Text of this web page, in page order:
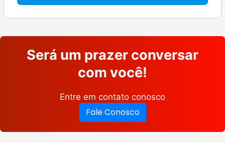
Será um prazer conversar
com você!
Entre em contato conosco
Fale Conosco